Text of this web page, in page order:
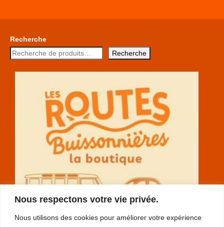
Nous respectons votre vie privée.
Nous utilisons des cookies pour améliorer votre expérience
Recherche
Recherche